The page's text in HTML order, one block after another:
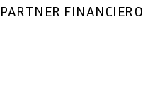
PARTNER FINANCIERO